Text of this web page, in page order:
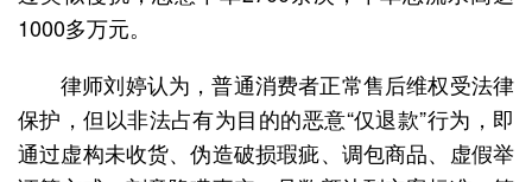
1000多万元。
律师刘婷认为，普通消费者正常售后维权受法律
保护，但以非法占有为目的的恶意“仅退款”行为，即
通过虚构未收货、伪造破损瑕疵、调包商品、虚假举